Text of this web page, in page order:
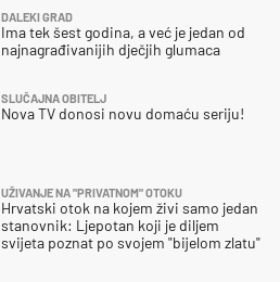
DALEKI GRAD
Ima tek šest godina, a već je jedan od
najnagrađivanijih dječjih glumaca
SLUČAJNA OBITELJ
Nova TV donosi novu domaću seriju!
UŽIVANJE NA "PRIVATNOM" OTOKU
Hrvatski otok na kojem živi samo jedan
stanovnik: Ljepotan koji je diljem
svijeta poznat po svojem "bijelom zlatu"